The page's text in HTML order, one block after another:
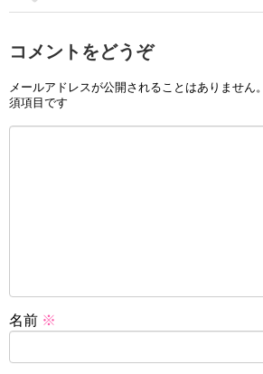
コメントをどうぞ
メールアドレスが公開されることはありません。
須項目です
名前 ※